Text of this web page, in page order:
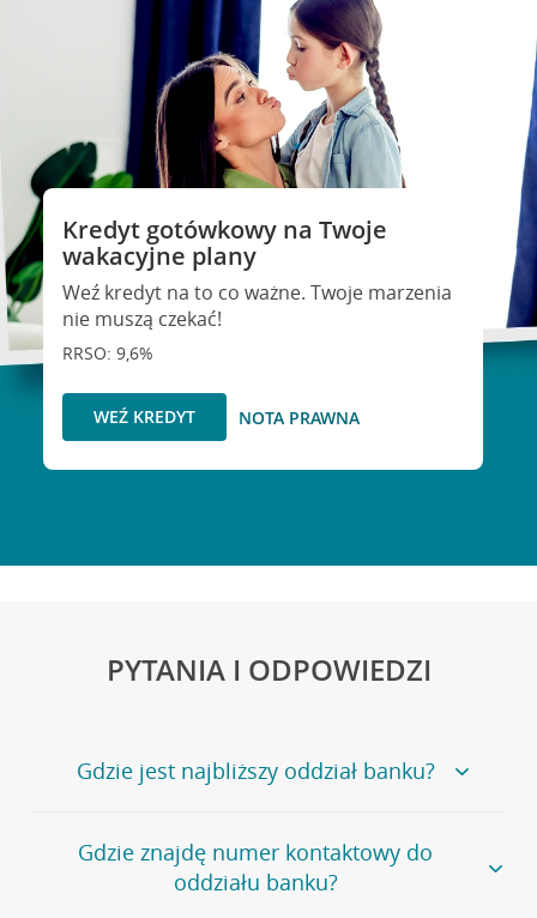
Kredyt gotówkowy na Twoje
wakacyjne plany
Weź kredyt na to co ważne. Twoje marzenia
nie muszą czekać!
RRSO: 9,6%
WEŹ KREDYT NOTA PRAWNA
PYTANIA I ODPOWIEDZI
Gdzie jest najbliższy oddział banku?
Jeśli szukasz oddziału naszego banku, zapraszamy na
stronęPlacówki i bankomaty, na której znajduje się
wygodna wyszukiwarka.
Gdzie znajdę numer kontaktowy do
oddziału banku?